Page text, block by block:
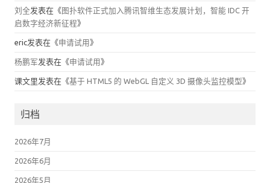
刘全发表在《 图扑软件正式加入腾讯智维生态发展计划，智能 IDC 开
启数字经济新征程》
eric发表在《申请试用 》
杨鹏军发表在《申请试用 》
课文里发表在《基于 HTML5 的 WebGL 自定义 3D 摄像头监控模型》
归档
2026年7月
2026年6月
2026年5月